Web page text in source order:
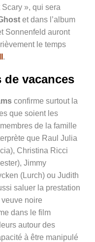
Scary », qui sera
et dans l’album
Sonnenfeld auront
le temps
.
vacances
confirme surtout la
que soient les
de la famille
que Raul Julia
Christina Ricci
Jimmy
(Lurch) ou Judith
saluer la prestation
noire
dans le film
autour des
à être manipulé